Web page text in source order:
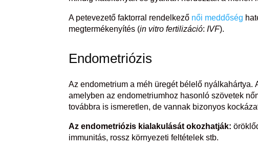
A petevezető faktorral rendelkező női meddőség
megtermékenyítés (in vitro fertilizáció:IVF).
Endometriózis
Az endometrium a méh üregét bélelő
amelyben az endometriumhoz hasonló szövetek
továbbra is ismeretlen, de vannak bizonyos
Az endometriózis kialakulását okozhatják:
immunitás, rossz környezeti feltételek stb.